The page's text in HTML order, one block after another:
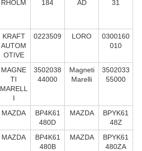
RHOLM 184 AD 31
KRAFT
AUTOM
OTIVE
0223509 LORO
0300160
010
MAGNE
TI
MARELL
I
3502038
44000
Magneti
Marelli
3502033
55000
MAZDA
BP4K61
480D
MAZDA
BPYK61
48Z
MAZDA
BP4K61
480B
MAZDA
BPYK61
480ZA